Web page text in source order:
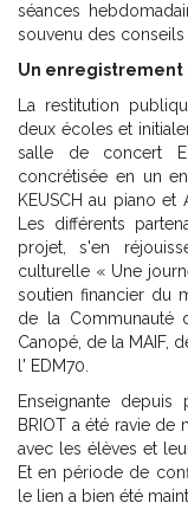
séances
souvenu des conseils
Un enregistrement
La restitution
deux écoles et
salle de concert
concrétisée en un
KEUSCH au piano et
Les différents
projet, s'en
culturelle « Une
soutien financier du
de la Communauté
Canopé, de la MAIF,
l' EDM70.
Enseignante
BRIOT a été ravie
avec les élèves et
Et en période de
le lien a bien été